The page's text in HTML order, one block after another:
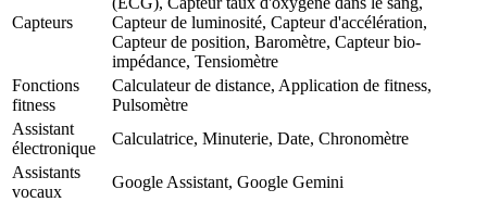
Capteurs
Capteur de luminosité, Capteur d'accélération,
Capteur de position, Baromètre, Capteur bio-
impédance, Tensiomètre
Fonctions
fitness
Calculateur de distance, Application de fitness,
Pulsomètre
Assistant
électronique
Calculatrice, Minuterie, Date, Chronomètre
Assistants
vocaux
Google Assistant, Google Gemini